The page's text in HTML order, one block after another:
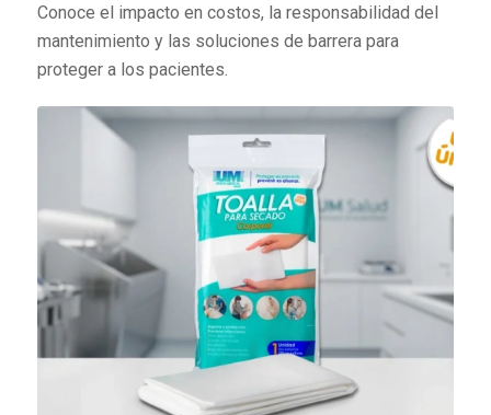
Conoce el impacto en costos, la responsabilidad del
mantenimiento y las soluciones de barrera para
proteger a los pacientes.